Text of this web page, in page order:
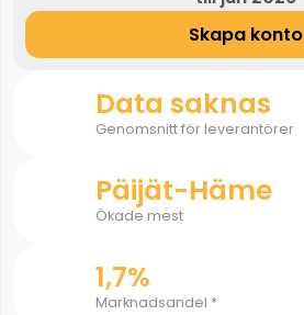
Skapa konto
Data saknas
Genomsnitt för leverantörer
Päijät-Häme
Ökade mest
1,7%
Marknadsandel *